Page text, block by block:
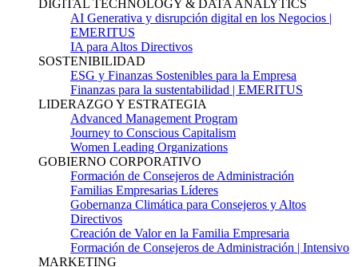
DIGITAL TECHNOLOGY & DATA ANALYTICS
AI Generativa y disrupción digital en los Negocios |
EMERITUS
IA para Altos Directivos
SOSTENIBILIDAD
ESG y Finanzas Sostenibles para la Empresa
Finanzas para la sustentabilidad | EMERITUS
LIDERAZGO Y ESTRATEGIA
Advanced Management Program
Journey to Conscious Capitalism
Women Leading Organizations
GOBIERNO CORPORATIVO
Formación de Consejeros de Administración
Familias Empresarias Líderes
Gobernanza Climática para Consejeros y Altos
Directivos
Creación de Valor en la Familia Empresaria
Formación de Consejeros de Administración | Intensivo
MARKETING